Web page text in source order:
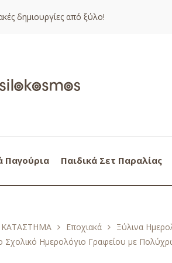
δημιουργίες από ξύλο!
Παγούρια Παιδικά Σετ Παραλίας
ΚΑΤΑΣΤΗΜΑ Εποχιακά
Ξύλινα
Σχολικό Ημερολόγιο Γραφείου με